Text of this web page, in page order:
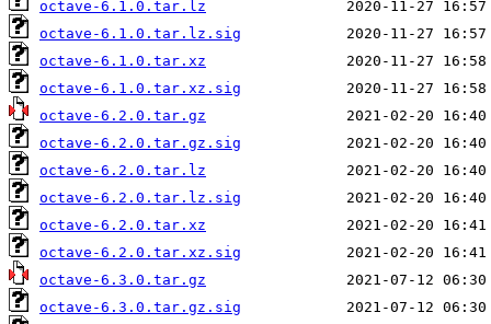
octave-6.1.0.tar.lz
octave-6.1.0.tar.lz.sig
octave-6.1.0.tar.xz
octave-6.1.0.tar.xz.sig
octave-6.2.0.tar.gz
octave-6.2.0.tar.gz.sig
octave-6.2.0.tar.lz
octave-6.2.0.tar.lz.sig
octave-6.2.0.tar.xz
octave-6.2.0.tar.xz.sig
octave-6.3.0.tar.gz
octave-6.3.0.tar.gz.sig